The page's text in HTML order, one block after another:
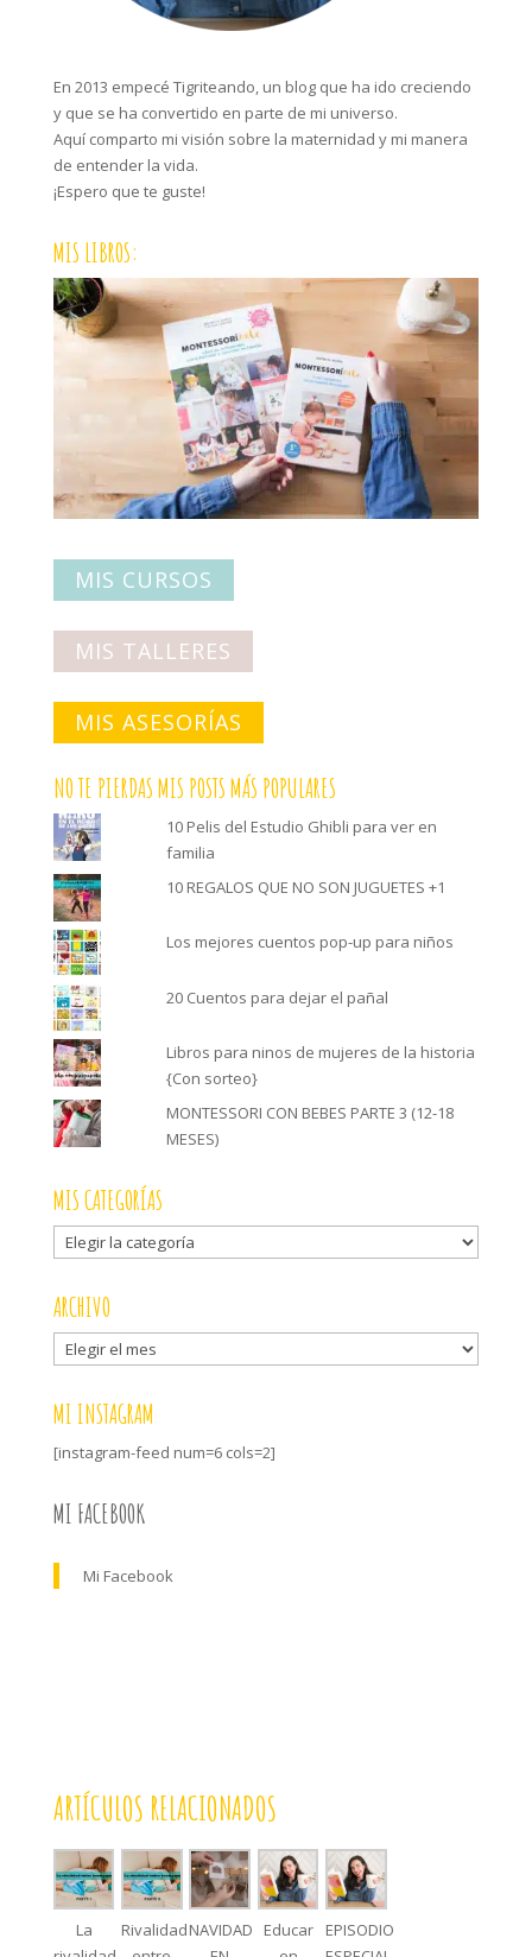
En 2013 empecé Tigriteando, un blog que ha ido creciendo
y que se ha convertido en parte de mi universo.
Aquí comparto mi visión sobre la maternidad y mi manera
de entender la vida.
¡Espero que te guste!
MIS LIBROS:
MIS CURSOS
MIS TALLERES
MIS ASESORÍAS
NO TE PIERDAS MIS POSTS MÁS POPULARES
10 Pelis del Estudio Ghibli para ver en
familia
10 REGALOS QUE NO SON JUGUETES +1
Los mejores cuentos pop-up para niños
20 Cuentos para dejar el pañal
Libros para ninos de mujeres de la historia
{Con sorteo}
MONTESSORI CON BEBES PARTE 3 (12-18
MESES)
MIS CATEGORÍAS
Mis
categorías
ARCHIVO
Archivo
MI INSTAGRAM
[instagram-feed num=6 cols=2]
MI FACEBOOK
Mi Facebook
ARTÍCULOS RELACIONADOS
La
RivalidadNAVIDAD
Educar
EPISODIO